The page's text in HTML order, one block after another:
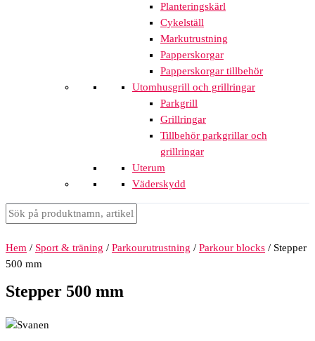
Planteringskärl
Cykelställ
Markutrustning
Papperskorgar
Papperskorgar tillbehör
Utomhusgrill och grillringar
Parkgrill
Grillringar
Tillbehör parkgrillar och
grillringar
Uterum
Väderskydd
Hem / Sport & träning / Parkourutrustning / Parkour blocks / Stepper
500 mm
Stepper 500 mm